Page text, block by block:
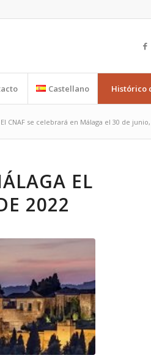
Castellano Histórico
El CNAF se celebrará en Málaga el 30 de
EL
2022